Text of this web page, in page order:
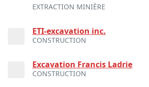
EXTRACTION MINIÈRE
ETI-excavation inc.
CONSTRUCTION
Excavation Francis Ladrie
CONSTRUCTION